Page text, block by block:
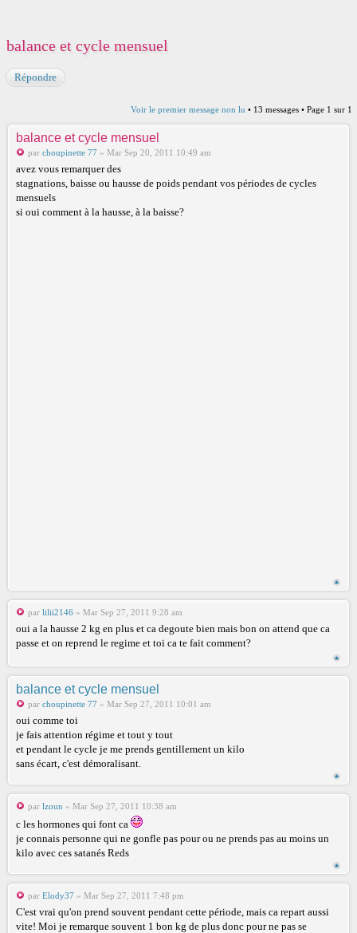
balance et cycle mensuel
Répondre
Voir le premier message non lu • 13 messages • Page 1 sur 1
balance et cycle mensuel
par choupinette 77 » Mar Sep 20, 2011 10:49 am
avez vous remarquer des
stagnations, baisse ou hausse de poids pendant vos périodes de cycles
mensuels
si oui comment à la hausse, à la baisse?
par lilii2146 » Mar Sep 27, 2011 9:28 am
oui a la hausse 2 kg en plus et ca degoute bien mais bon on attend que ca
passe et on reprend le regime et toi ca te fait comment?
balance et cycle mensuel
par choupinette 77 » Mar Sep 27, 2011 10:01 am
oui comme toi
je fais attention régime et tout y tout
et pendant le cycle je me prends gentillement un kilo
sans écart, c'est démoralisant.
par lzoun » Mar Sep 27, 2011 10:38 am
c les hormones qui font ca
je connais personne qui ne gonfle pas pour ou ne prends pas au moins un
kilo avec ces satanés Reds
par Elody37 » Mar Sep 27, 2011 7:48 pm
C'est vrai qu'on prend souvent pendant cette période, mais ca repart aussi
vite! Moi je remarque souvent 1 bon kg de plus donc pour ne pas se